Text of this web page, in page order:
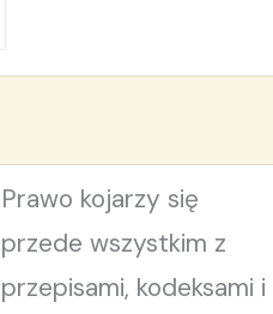
Prawo kojarzy się
przede wszystkim z
przepisami, kodeksami i